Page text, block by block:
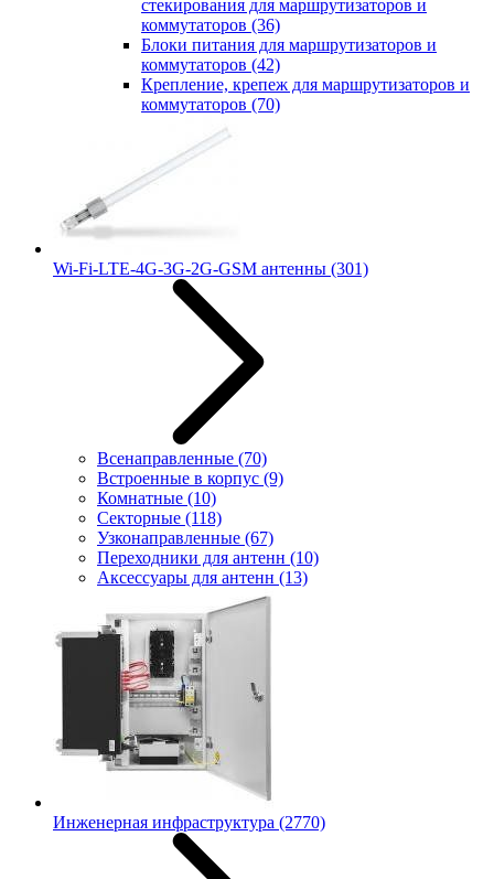
стекирования для маршрутизаторов и
коммутаторов (36)
Блоки питания для маршрутизаторов и
коммутаторов (42)
Крепление, крепеж для маршрутизаторов и
коммутаторов (70)
Wi-Fi-LTE-4G-3G-2G-GSM антенны (301)
Всенаправленные (70)
Встроенные в корпус (9)
Комнатные (10)
Секторные (118)
Узконаправленные (67)
Переходники для антенн (10)
Аксессуары для антенн (13)
Инженерная инфраструктура (2770)